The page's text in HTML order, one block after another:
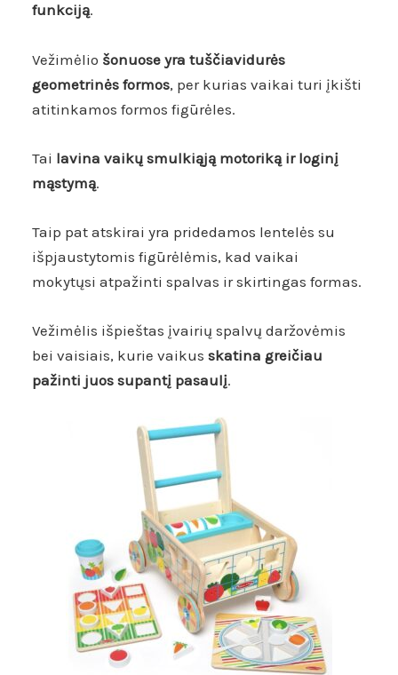
funkciją.
Vežimėlio šonuose yra tuščiavidurės
geometrinės formos, per kurias vaikai turi įkišti
atitinkamos formos figūrėles.
Tai lavina vaikų smulkiąją motoriką ir loginį
mąstymą.
Taip pat atskirai yra pridedamos lentelės su
išpjaustytomis figūrėlėmis, kad vaikai
mokytųsi atpažinti spalvas ir skirtingas formas.
Vežimėlis išpieštas įvairių spalvų daržovėmis
bei vaisiais, kurie vaikusskatina greičiau
pažinti juos supantį pasaulį.